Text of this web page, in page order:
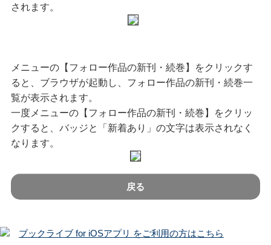
されます。
メニューの【フォロー作品の新刊・続巻】をクリックす
ると、ブラウザが起動し、フォロー作品の新刊・続巻一
覧が表示されます。
一度メニューの【フォロー作品の新刊・続巻】をクリッ
クすると、バッジと「新着あり」の文字は表示されなく
なります。
戻る
ブックライブ for iOSアプリ をご利用の方はこちら